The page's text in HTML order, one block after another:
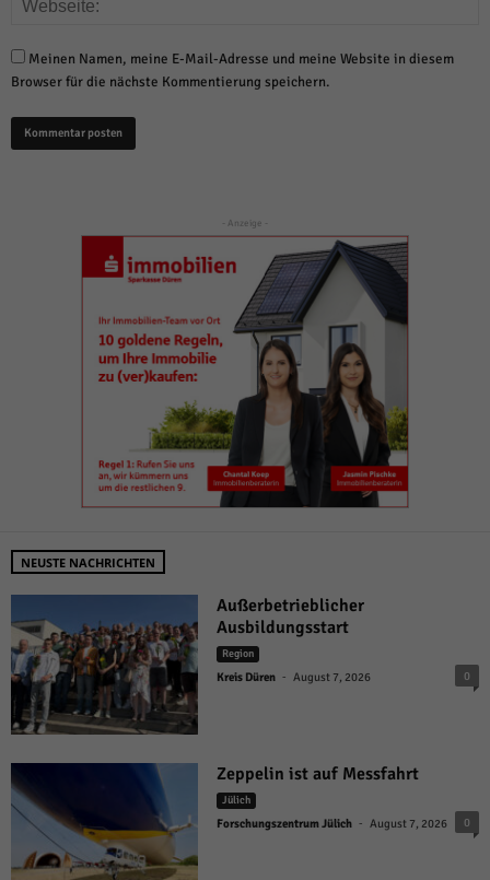
Meinen Namen, meine E-Mail-Adresse und meine Website in diesem
Browser für die nächste Kommentierung speichern.
- Anzeige -
NEUSTE NACHRICHTEN
Außerbetrieblicher
Ausbildungsstart
Region
Kreis Düren - August 7, 2026 0
Zeppelin ist auf Messfahrt
Jülich
Forschungszentrum Jülich - August 7, 2026 0